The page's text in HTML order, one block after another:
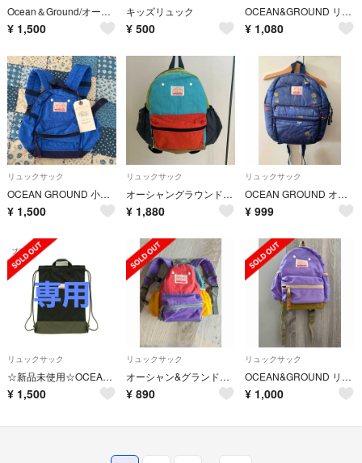
Ocean＆Ground/オーシャン＆グラウンド ヒッコリー リュック Mサイズ
¥ 1,500
キッズリュック
¥ 500
OCEAN&GROUND リュックXSサイズ
¥ 1,080
リュックサック
OCEAN GROUND 小型リュックサック 青 S
¥ 1,500
リュックサック
オーシャングラウンド OCEAN&GROUND バックパック
¥ 1,880
リュックサック
OCEAN GROUND オーシャンアンドグラウンドキッズリュック
¥ 999
リュックサック
☆新品未使用☆OCEAN&GROUND ナップサック リュック
¥ 1,500
リュックサック
オーシャン&グランド ベビー キッズ リュック
¥ 890
リュックサック
OCEAN&GROUND リュック Sサイズ
¥ 1,000